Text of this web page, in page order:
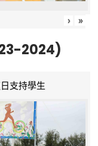
› »
2024)
支持學生